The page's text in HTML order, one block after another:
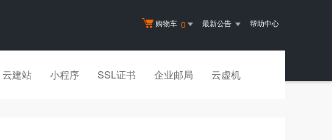
购物车 0 最新公告 帮助中心
云建站 小程序 SSL证书 企业邮局 云虚机